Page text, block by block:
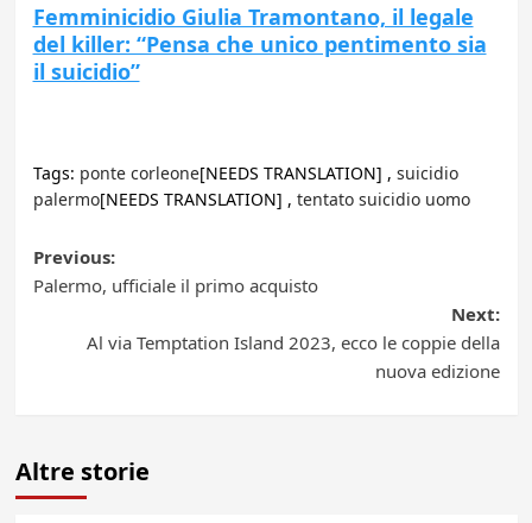
Femminicidio Giulia Tramontano, il legale
del killer: “Pensa che unico pentimento sia
il suicidio”
Tags: ponte corleone[NEEDS TRANSLATION] , suicidio
palermo[NEEDS TRANSLATION] , tentato suicidio uomo
Post
navigation
Previous:
Palermo, ufficiale il primo acquisto
Next:
Al via Temptation Island 2023, ecco le coppie della
nuova edizione
Altre storie